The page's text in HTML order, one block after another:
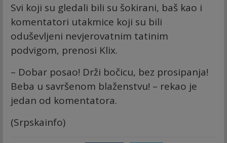
Svi koji su gledali bili su šokirani, baš kao i
komentatori utakmice koji su bili
oduševljeni nevjerovatnim tatinim
podvigom, prenosi Klix.
– Dobar posao! Drži bočicu, bez prosipanja!
Beba u savršenom blaženstvu! – rekao je
jedan od komentatora.
(Srpskainfo)